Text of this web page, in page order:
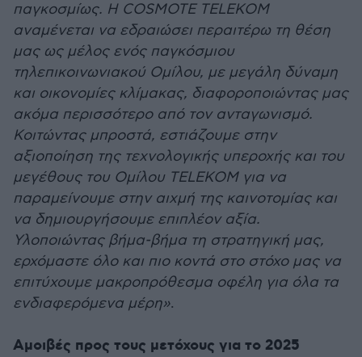
παγκοσμίως. Η COSMOTE TELEKOM
αναμένεται να εδραιώσει περαιτέρω τη θέση
μας ως μέλος ενός παγκόσμιου
τηλεπικοινωνιακού Ομίλου, με μεγάλη δύναμη
και οικονομίες κλίμακας, διαφοροποιώντας μας
ακόμα περισσότερο από τον ανταγωνισμό.
Κοιτώντας μπροστά, εστιάζουμε στην
αξιοποίηση της τεχνολογικής υπεροχής και του
μεγέθους του Ομίλου TELEKOM για να
παραμείνουμε στην αιχμή της καινοτομίας και
να δημιουργήσουμε επιπλέον αξία.
Υλοποιώντας βήμα-βήμα τη στρατηγική μας,
ερχόμαστε όλο και πιο κοντά στο στόχο μας να
επιτύχουμε μακροπρόθεσμα οφέλη για όλα τα
ενδιαφερόμενα μέρη».
Αμοιβές προς τους μετόχους για το 2025